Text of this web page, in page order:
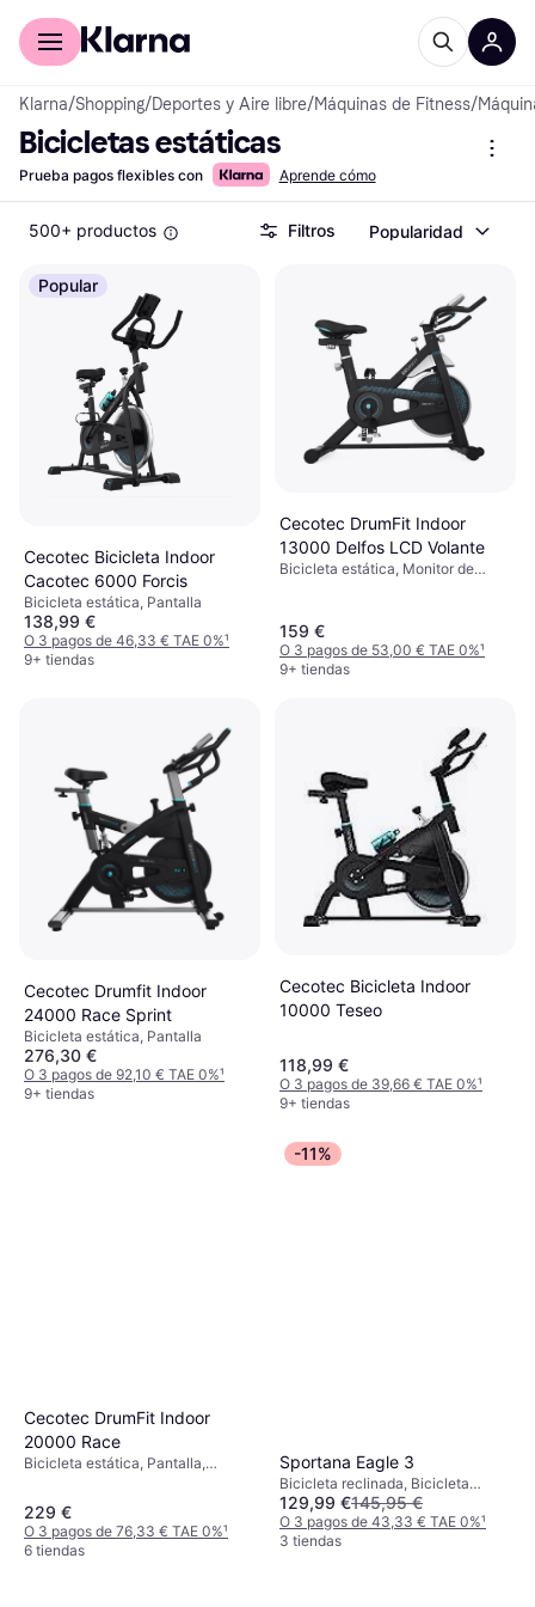
Comprar con Klarna
Klarna/Shopping/Deportes y Aire libre/Máquinas de Fitness/
Bicicletas estáticas
Prueba pagos flexibles con Aprende cómo
500+ productos Filtros Popularidad
Popular
Cecotec Bicicleta Indoor
Cacotec 6000 Forcis
Bicicleta estática, Pantalla
138,99 €
O 3 pagos de 46,33 € TAE 0%¹
9+ tiendas
Cecotec DrumFit Indoor
13000 Delfos LCD Volante
Bicicleta estática, Monitor de
ajustable
159 €
O 3 pagos de 53,00 € TAE 0%¹
9+ tiendas
Cecotec Drumfit Indoor
24000 Race Sprint
Bicicleta estática, Pantalla
276,30 €
O 3 pagos de 92,10 € TAE 0%¹
9+ tiendas
Cecotec Bicicleta Indoor
10000 Teseo
118,99 €
O 3 pagos de 39,66 € TAE 0%¹
9+ tiendas
Cecotec DrumFit Indoor
20000 Race
Bicicleta estática, Pantalla,
229 €
O 3 pagos de 76,33 € TAE 0%¹
6 tiendas
-11%
Sportana Eagle 3
Bicicleta reclinada, Bicicleta
estática, Sillín ajustable, Plegable,
Pantalla, Ruedas de transporte
129,99 €145,95 €
O 3 pagos de 43,33 € TAE 0%¹
3 tiendas